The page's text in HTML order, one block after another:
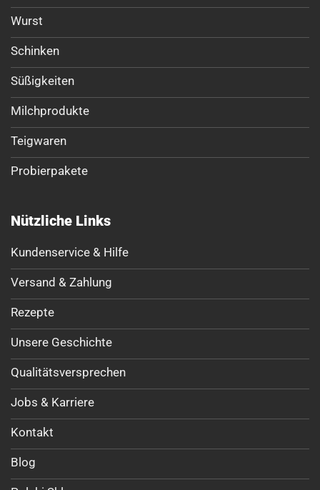
Wurst
Schinken
Süßigkeiten
Milchprodukte
Teigwaren
Probierpakete
Nützliche Links
Kundenservice & Hilfe
Versand & Zahlung
Rezepte
Unsere Geschichte
Qualitätsversprechen
Jobs & Karriere
Kontakt
Blog